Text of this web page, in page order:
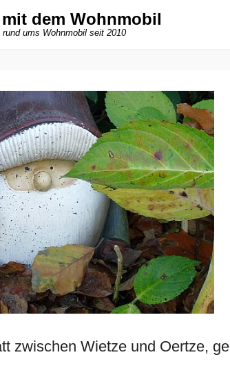
dem Wohnmobil
ums Wohnmobil seit 2010
zwischen Wietze und Oertze,